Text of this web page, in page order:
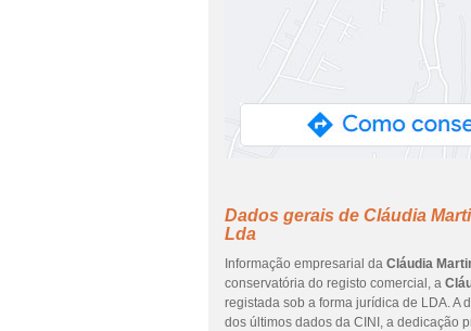
Dados gerais de Cláudia
Lda
Informação empresarial da Cláudia
conservatória do registo comercial, a
registada sob a forma jurídica de LDA. A
dos últimos dados da CINI, a dedicação